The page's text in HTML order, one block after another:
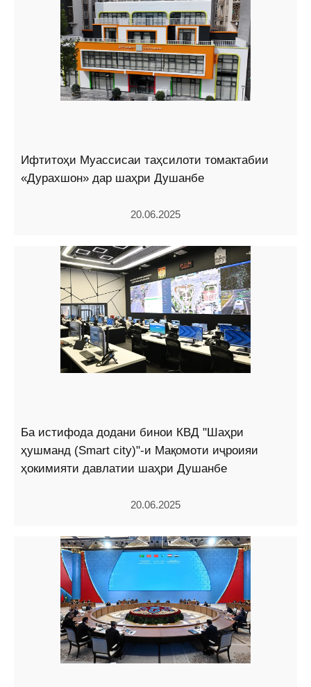
Ифтитоҳи Муассисаи таҳсилоти томактабии
«Дурахшон» дар шаҳри Душанбе
20.06.2025
Ба истифода додани бинои КВД "Шаҳри
ҳушманд (Smart city)"-и Мақомоти иҷроияи
ҳокимияти давлатии шаҳри Душанбе
20.06.2025